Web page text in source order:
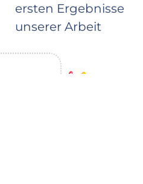
ersten Ergebnisse
unserer Arbeit